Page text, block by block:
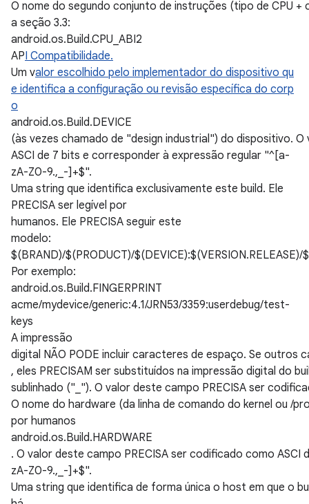
O nome do segundo conjunto de instruções (tipo de CPU
a seção 3.3:
android.os.Build.CPU_ABI2
API Compatibilidade.
Um valor escolhido pelo implementador do dispositivo qu
e identifica a configuração ou revisão específica do corp
o
android.os.Build.DEVICE
(às vezes chamado de "design industrial") do dispositivo.
ASCI de 7 bits e corresponder à expressão regular "^[a-
zA-Z0-9.,_-]+$".
Uma string que identifica exclusivamente este build. Ele
PRECISA ser legível por
humanos. Ele PRECISA seguir este
modelo:
$(BRAND)/$(PRODUCT)/
Por exemplo:
android.os.Build.FINGERPRINT
acme/mydevice/generic:4.1/JRN53/3359:userdebug/test-
keys
A impressão
digital NÃO PODE incluir caracteres de espaço. Se
, eles PRECISAM ser substituídos na impressão digital do
sublinhado ("_"). O valor deste campo PRECISA ser
O nome do hardware (da linha de comando do kernel ou /
por humanos
android.os.Build.HARDWARE
. O valor deste campo PRECISA ser codificado como
zA-Z0-9.,_-]+$".
Uma string que identifica de forma única o host em que o